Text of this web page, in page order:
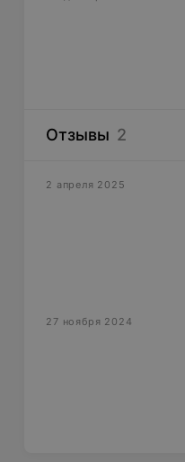
Отзывы 2
2 апреля 2025
27 ноября 2024